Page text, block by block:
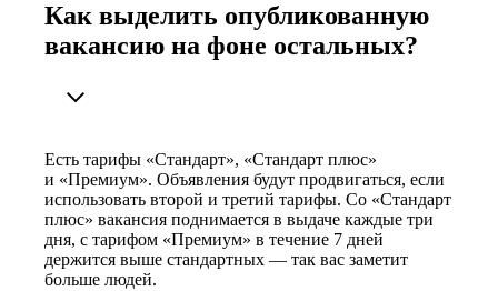
Как выделить опубликованную
вакансию на фоне остальных?
Есть тарифы «Стандарт», «Стандарт плюс»
и «Премиум». Объявления будут продвигаться, если
использовать второй и третий тарифы. Со «Стандарт
плюс» вакансия поднимается в выдаче каждые три
дня, с тарифом «Премиум» в течение 7 дней
держится выше стандартных — так вас заметит
больше людей.